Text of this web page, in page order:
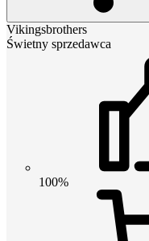
Vikingsbrothers
Świetny sprzedawca
100%